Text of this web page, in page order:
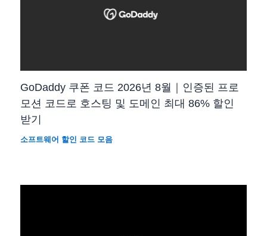
GoDaddy 쿠폰 코드 2026년 8월｜인증된 프로
모션 코드로 호스팅 및 도메인 최대 86% 할인
받기
소프트웨어 할인 코드 모음